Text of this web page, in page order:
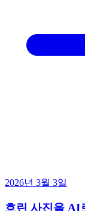
2026년 3월 3일
흐린 사진을 AI